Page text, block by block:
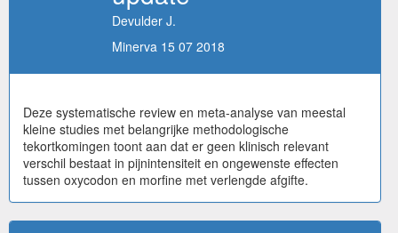
Devulder J.
Minerva 15 07 2018
Deze systematische review en meta-analyse van meestal
kleine studies met belangrijke methodologische
tekortkomingen toont aan dat er geen klinisch relevant
verschil bestaat in pijnintensiteit en ongewenste effecten
tussen oxycodon en morfine met verlengde afgifte.